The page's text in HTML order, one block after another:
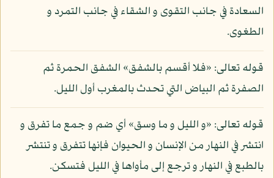
السعادة في جانب التقوى و الشقاء في جانب التمرد و
الطغوى.
قوله تعالى: «فلا أقسم بالشفق» الشفق الحمرة ثم
الصفرة ثم البياض التي تحدث بالمغرب أول الليل.
قوله تعالى: «و الليل و ما وسق» أي ضم و جمع ما تفرق و
انتشر في النهار من الإنسان و الحيوان فإنها تتفرق و تنتشر
بالطبع في النهار و ترجع إلى مأواها في الليل فتسكن.